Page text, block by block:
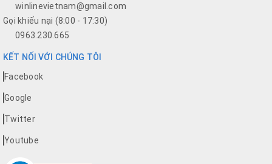
winlinevietnam@gmail.com
Gọi khiếu nại (8:00 - 17:30)
0963.230.665
KẾT NỐI VỚI CHÚNG TÔI
Facebook
Google
Twitter
Youtube